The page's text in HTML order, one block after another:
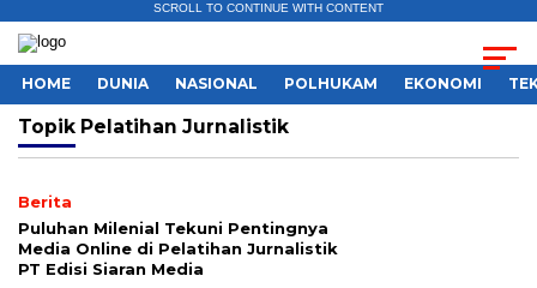
SCROLL TO CONTINUE WITH CONTENT
HOME DUNIA NASIONAL POLHUKAM EKONOMI
Topik Pelatihan Jurnalistik
Berita
Puluhan Milenial Tekuni Pentingnya
Media Online di Pelatihan Jurnalistik
PT Edisi Siaran Media